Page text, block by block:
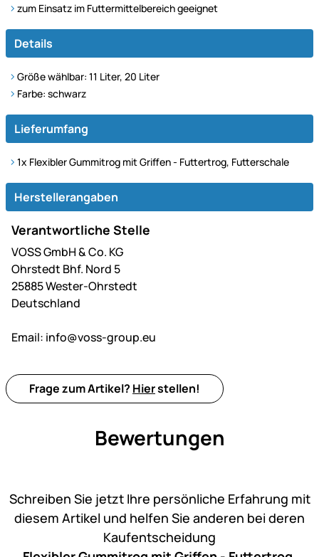
zum Einsatz im Futtermittelbereich geeignet
Details
Größe wählbar: 11 Liter, 20 Liter
Farbe: schwarz
Lieferumfang
1x Flexibler Gummitrog mit Griffen - Futtertrog, Futterschale
Herstellerangaben
Verantwortliche Stelle
VOSS GmbH & Co. KG
Ohrstedt Bhf. Nord 5
25885 Wester-Ohrstedt
Deutschland
Email: info@voss-group.eu
Frage zum Artikel? Hierstellen!
Bewertungen
Schreiben Sie jetzt Ihre persönliche Erfahrung mit
diesem Artikel und helfen Sie anderen bei deren
Kaufentscheidung